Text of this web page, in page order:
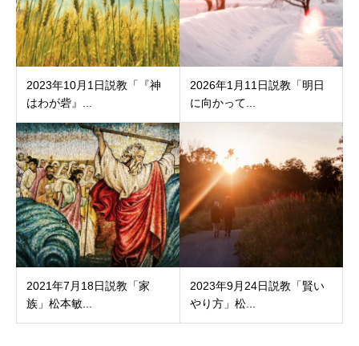
2023年10月1日説教「『神
はわが砦』...
2026年1月11日説教「明日
に向かって...
2021年7月18日説教「家
族」松本敏...
2023年9月24日説教「賢い
やり方」松...